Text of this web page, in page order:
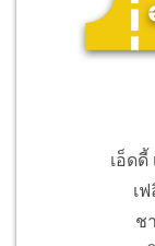
เอ็ดดี้
เ
ช